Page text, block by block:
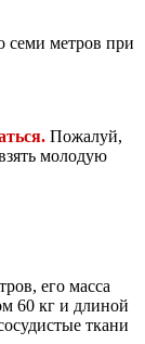
семи метров при
Пожалуй,
молодую
его масса
60 кг и длиной
ткани